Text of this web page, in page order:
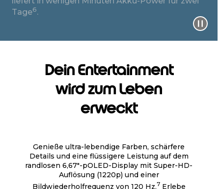
Tage6.
Dein Entertainment
wird zum Leben
erweckt
Genieße ultra-lebendige Farben, schärfere
Details und eine flüssigere Leistung auf dem
randlosen 6,67"-pOLED-Display mit Super-HD-
Auflösung (1220p) und einer
Bildwiederholfrequenz von 120 Hz.7Erlebe